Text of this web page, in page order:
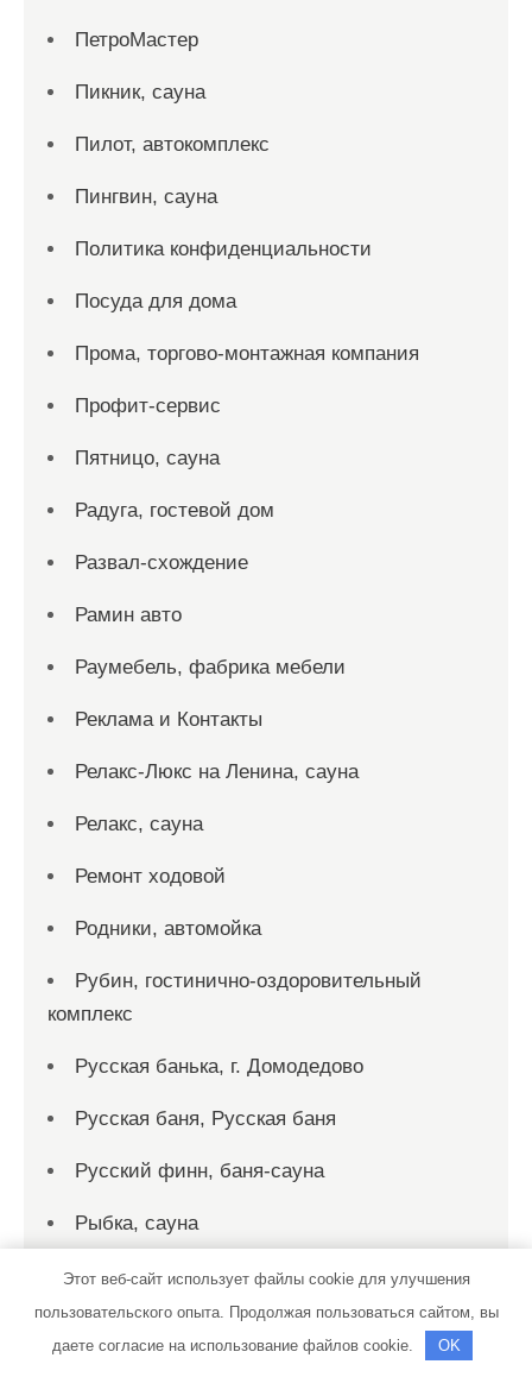
ПетроМастер
Пикник, сауна
Пилот, автокомплекс
Пингвин, сауна
Политика конфиденциальности
Посуда для дома
Прома, торгово-монтажная компания
Профит-сервис
Пятницо, сауна
Радуга, гостевой дом
Развал-схождение
Рамин авто
Раумебель, фабрика мебели
Реклама и Контакты
Релакс-Люкс на Ленина, сауна
Релакс, сауна
Ремонт ходовой
Родники, автомойка
Рубин, гостинично-оздоровительный
комплекс
Русская банька, г. Домодедово
Русская баня, Русская баня
Русский финн, баня-сауна
Рыбка, сауна
Рэн, сервисный автокомплекс
Этот веб-сайт использует файлы cookie для улучшения
пользовательского опыта. Продолжая пользоваться сайтом, вы
даете согласие на использование файлов cookie.
OK